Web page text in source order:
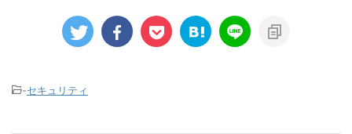
-セキュリティ